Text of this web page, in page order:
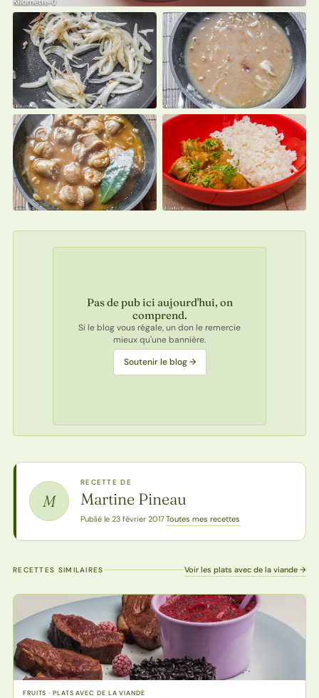
Pas de pub ici aujourd'hui, on
comprend.
Si le blog vous régale, un don le remercie
mieux qu'une bannière.
Soutenir le blog →
M
RECETTE DE
Martine Pineau
Publié le 23 février 2017·Toutes mes recettes
RECETTES SIMILAIRES Voir les plats avec de la viande →
FRUITS · PLATS AVEC DE LA VIANDE